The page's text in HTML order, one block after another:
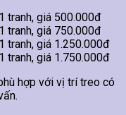
tranh, giá 500.000đ
tranh, giá 750.000đ
tranh, giá 1.250.000đ
tranh, giá 1.750.000đ
hợp với vị trí treo có